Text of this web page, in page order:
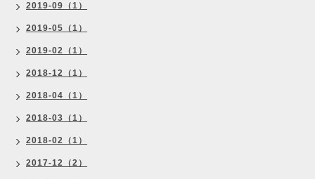
2019-09（1）
2019-05（1）
2019-02（1）
2018-12（1）
2018-04（1）
2018-03（1）
2018-02（1）
2017-12（2）